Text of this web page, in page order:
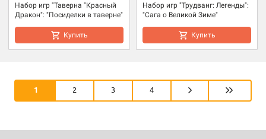
Набор игр "Таверна "Красный
Дракон": "Посиделки в таверне"
Купить
Набор игр "Трудванг: Легенды":
"Сага о Великой Зиме"
Купить
1 2 3 4